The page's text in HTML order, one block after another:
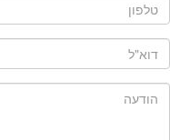
טלפון*
דוא"ל*